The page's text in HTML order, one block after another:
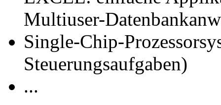
Multiuser-
Single-Chip-
Steuerungsaufgaben)
...